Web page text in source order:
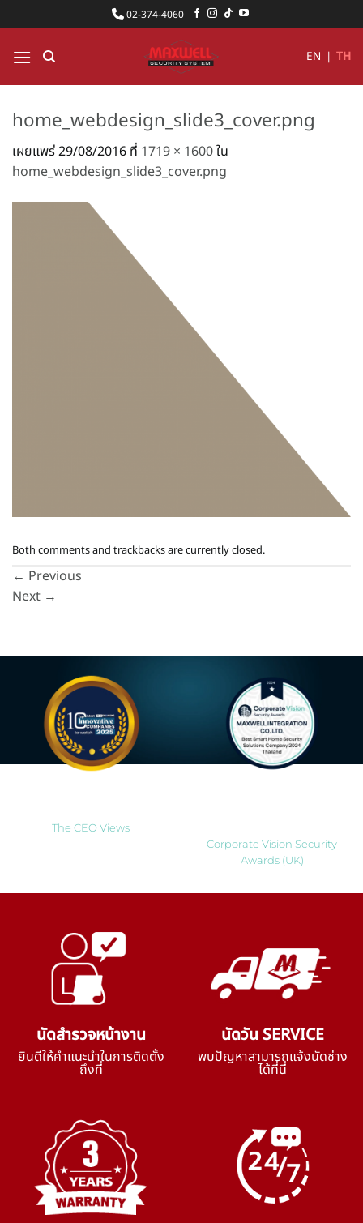
ไป
ยัง
เนื้อหา
02-374-4060
EN | TH
home_webdesign_slide3_cover.png
เผยแพร่29/08/2016 ที่ 1719 × 1600ใน
home_webdesign_slide3_cover.png
Both comments and trackbacks are currently closed.
← Previous
Next →
The CEO Views
Corporate Vision Security
Awards (UK)
นัดสำรวจหน้างาน
ยินดีให้คำแนะนำในการติดตั้ง
ถึงที่
นัดวัน SERVICE
พบปัญหาสามารถแจ้งนัดช่าง
ได้ที่นี่